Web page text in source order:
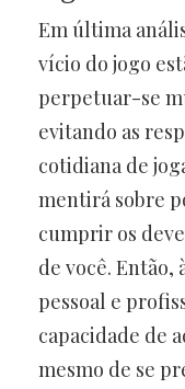
Em última
vício do jogo
perpetuar-se
evitando as
cotidiana de
mentirá sobre
cumprir os
de você. Então,
pessoal e
capacidade de
mesmo de se